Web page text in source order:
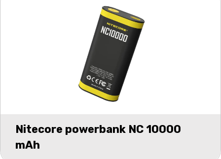
Nitecore powerbank NC 10000
mAh